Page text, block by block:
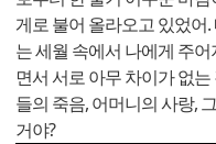
게로 불어 올라오고 있었어
는 세월 속에서 나에게 주
면서 서로 아무 차이가 없
들의 죽음, 어머니의 사랑,
거야?